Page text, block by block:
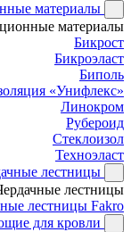
материалы
материалы
Бикрост
Бикроэласт
Биполь
«Унифлекс»
Линокром
Рубероид
Стеклоизол
Техноэласт
лестницы
лестницы
лестницы Fakro
для кровли